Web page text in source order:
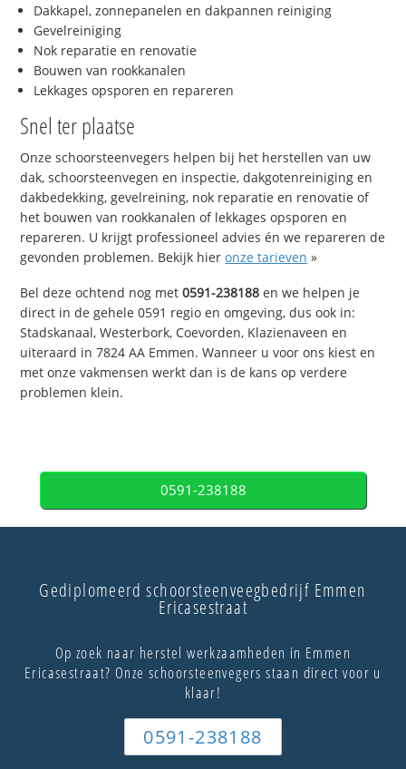
Dakkapel, zonnepanelen en dakpannen reiniging
Gevelreiniging
Nok reparatie en renovatie
Bouwen van rookkanalen
Lekkages opsporen en repareren
Snel ter plaatse
Onze schoorsteenvegers helpen bij het herstellen van uw
dak, schoorsteenvegen en inspectie, dakgotenreiniging en
dakbedekking, gevelreining, nok reparatie en renovatie of
het bouwen van rookkanalen of lekkages opsporen en
repareren. U krijgt professioneel advies én we repareren de
gevonden problemen. Bekijk hieronze tarieven »
Bel deze ochtend nog met0591-238188 en we helpen je
direct in de gehele 0591 regio en omgeving, dus ook in:
Stadskanaal, Westerbork, Coevorden, Klazienaveen en
uiteraard in 7824 AA Emmen. Wanneer u voor ons kiest en
met onze vakmensen werkt dan is de kans op verdere
problemen klein.
0591-238188
Gediplomeerd schoorsteenveegbedrijf Emmen
Ericasestraat
Op zoek naar herstel werkzaamheden in Emmen
Ericasestraat? Onze schoorsteenvegers staan direct voor u
klaar!
0591-238188